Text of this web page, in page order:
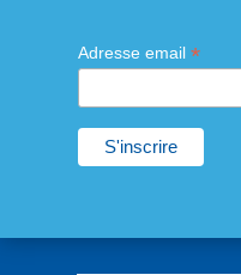
Adresse email *